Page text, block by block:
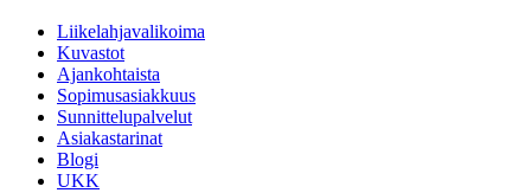
Liikelahjavalikoima
Kuvastot
Ajankohtaista
Sopimusasiakkuus
Sunnittelupalvelut
Asiakastarinat
Blogi
UKK